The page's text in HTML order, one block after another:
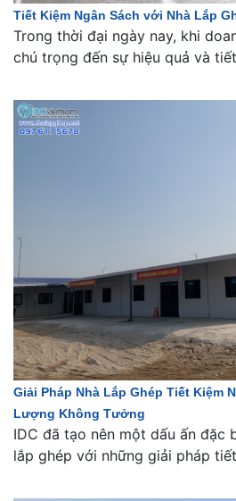
Tiết Kiệm Ngân Sách với Nhà Lắp
Trong thời đại ngày nay, khi
chú trọng đến sự hiệu quả và
Giải Pháp Nhà Lắp Ghép Tiết Kiệm
Lượng Không Tưởng
IDC đã tạo nên một dấu ấn đặc
lắp ghép với những giải pháp